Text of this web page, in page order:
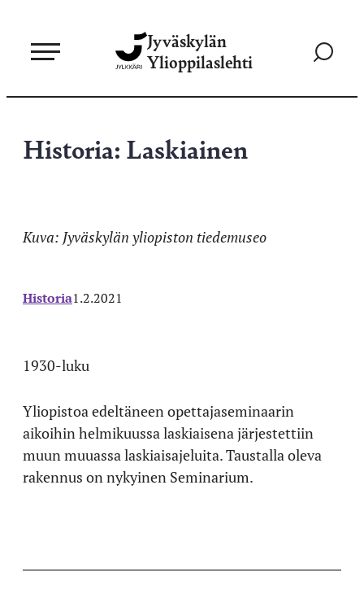
sisältöön
Jyväskylän
Ylioppilaslehti
Siirry
Historia: Laskiainen
Kuva: Jyväskylän yliopiston tiedemuseo
Historia1.2.2021
1930-luku
Yliopistoa edeltäneen opettajaseminaarin
aikoihin helmikuussa laskiaisena järjestettiin
muun muuassa laskiaisajeluita. Taustalla oleva
rakennus on nykyinen Seminarium.